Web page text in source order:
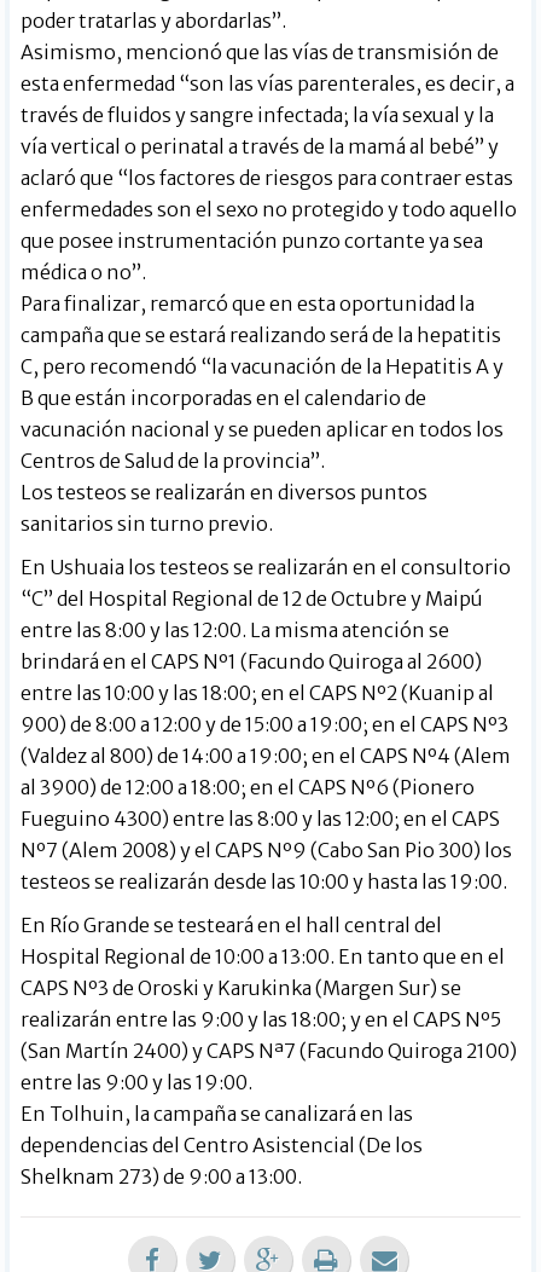
poder tratarlas y abordarlas”.
Asimismo, mencionó que las vías de transmisión de
esta enfermedad “son las vías parenterales, es decir, a
través de fluidos y sangre infectada; la vía sexual y la
vía vertical o perinatal a través de la mamá al bebé” y
aclaró que “los factores de riesgos para contraer estas
enfermedades son el sexo no protegido y todo aquello
que posee instrumentación punzo cortante ya sea
médica o no”.
Para finalizar, remarcó que en esta oportunidad la
campaña que se estará realizando será de la hepatitis
C, pero recomendó “la vacunación de la Hepatitis A y
B que están incorporadas en el calendario de
vacunación nacional y se pueden aplicar en todos los
Centros de Salud de la provincia”.
Los testeos se realizarán en diversos puntos
sanitarios sin turno previo.
En Ushuaia los testeos se realizarán en el consultorio
“C” del Hospital Regional de 12 de Octubre y Maipú
entre las 8:00 y las 12:00. La misma atención se
brindará en el CAPS Nº1 (Facundo Quiroga al 2600)
entre las 10:00 y las 18:00; en el CAPS Nº2 (Kuanip al
900) de 8:00 a 12:00 y de 15:00 a 19:00; en el CAPS Nº3
(Valdez al 800) de 14:00 a 19:00; en el CAPS Nº4 (Alem
al 3900) de 12:00 a 18:00; en el CAPS Nº6 (Pionero
Fueguino 4300) entre las 8:00 y las 12:00; en el CAPS
Nº7 (Alem 2008) y el CAPS Nº9 (Cabo San Pio 300) los
testeos se realizarán desde las 10:00 y hasta las 19:00.
En Río Grande se testeará en el hall central del
Hospital Regional de 10:00 a 13:00. En tanto que en el
CAPS Nº3 de Oroski y Karukinka (Margen Sur) se
realizarán entre las 9:00 y las 18:00; y en el CAPS Nº5
(San Martín 2400) y CAPS Nª7 (Facundo Quiroga 2100)
entre las 9:00 y las 19:00.
En Tolhuin, la campaña se canalizará en las
dependencias del Centro Asistencial (De los
Shelknam 273) de 9:00 a 13:00.